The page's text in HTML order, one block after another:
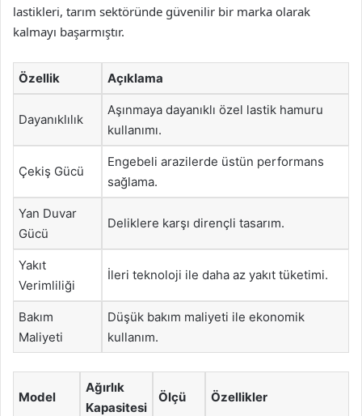
lastikleri, tarım sektöründe güvenilir bir marka olarak
kalmayı başarmıştır.
Özellik Açıklama
Dayanıklılık
Aşınmaya dayanıklı özel lastik hamuru
kullanımı.
Çekiş Gücü
Engebeli arazilerde üstün performans
sağlama.
Yan Duvar
Gücü
Deliklere karşı dirençli tasarım.
Yakıt
Verimliliği
İleri teknoloji ile daha az yakıt tüketimi.
Bakım
Maliyeti
Düşük bakım maliyeti ile ekonomik
kullanım.
Model
Ağırlık
Kapasitesi
Ölçü Özellikler